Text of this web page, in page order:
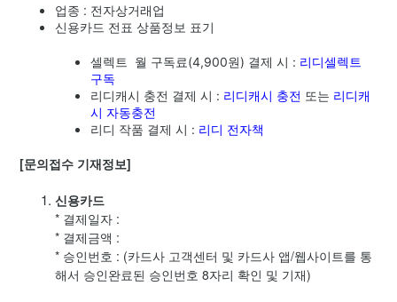
안드로이드 일반판 앱 내 리디캐시 결제가 미반영된 경우
안드로이드 완전판 앱 내 리디캐시 결제가 미반영된 경우
알 수 없는, 모르는 결제정보 확인
업종 : 전자상거래업
신용카드 전표 상품정보 표기
셀렉트 월 구독료(4,900원) 결제 시 : 리디셀렉트
구독
리디캐시 충전 결제 시 : 리디캐시 충전 또는 리디캐
시 자동충전
리디 작품 결제 시 : 리디 전자책
[문의접수 기재정보]
신용카드
* 결제일자 :
* 결제금액 :
* 승인번호 : (카드사 고객센터 및 카드사 앱/웹사이트를 통
해서 승인완료된 승인번호 8자리 확인 및 기재)